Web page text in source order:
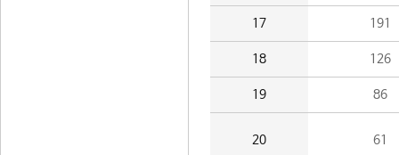
17 191
18 126
19 86
20 61